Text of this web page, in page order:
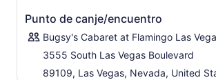
Punto de canje/encuentro
Bugsy's Cabaret at Flamingo Las
3555 South Las Vegas Boulevard
89109, Las Vegas, Nevada, United